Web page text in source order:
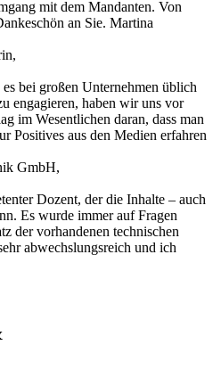
mit dem Mandanten. Von
an Sie. Martina
bei großen Unternehmen üblich
engagieren, haben wir uns vor
im Wesentlichen daran, dass man
Positives aus den Medien erfahren
GmbH,
Dozent, der die Inhalte – auch
Es wurde immer auf Fragen
der vorhandenen technischen
abwechslungsreich und ich